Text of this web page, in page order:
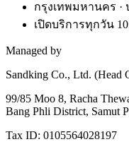
กรุงเทพมหานคร ·
เปิดบริการทุกวัน
Managed by
Sandking Co., Ltd. (Head
99/85 Moo 8, Racha
Bang Phli District, Samut
Tax ID: 0105564028197